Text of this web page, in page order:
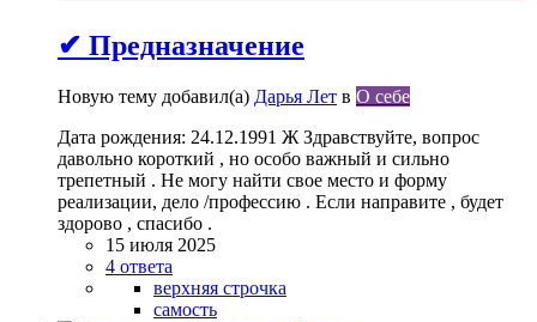
✔ Предназначение
Новую тему добавил(а) Дарья Лет в О себе
Дата рождения: 24.12.1991 Ж Здравствуйте, вопрос
давольно короткий , но особо важный и сильно
трепетный . Не могу найти свое место и форму
реализации, дело /профессию . Если направите , будет
здорово , спасибо .
15 июля 2025
4 ответа
верхняя строчка
самость